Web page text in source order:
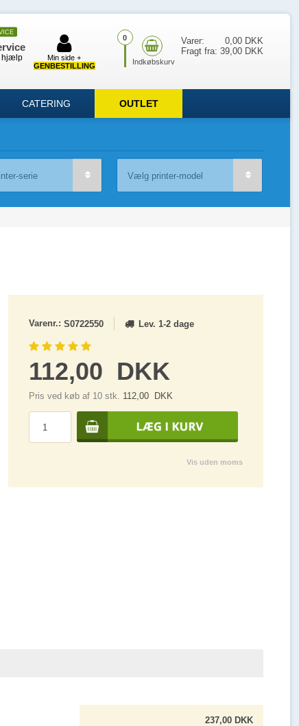
0 Varer:
0,00 DKK
Fragt fra: 39,00 DKK
hjælp
Min side +
GENBESTILLING
CATERING OUTLET
Varenr.: S0722550 Lev. 1-2 dage
112,00 DKK
Pris ved køb af 10 stk. 112,00DKK
Vis uden moms
237,00 DKK